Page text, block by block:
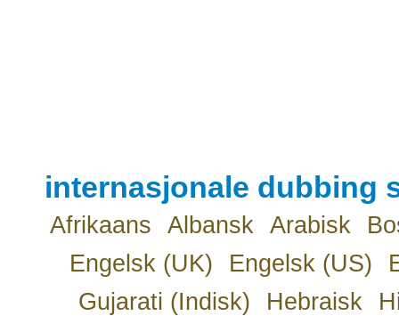
internasjonale dubbing
Afrikaans Albansk Arabisk
Engelsk (UK)
Engelsk (US)
Gujarati (Indisk)
Hebraisk